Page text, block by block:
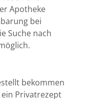
Apotheke
bei
Suche nach
bekommen
Privatrezept